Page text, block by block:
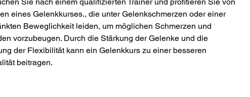
eines Gelenkkurses., die unter Gelenkschmerzen oder einer
Beweglichkeit leiden, um möglichen Schmerzen und
vorzubeugen. Durch die Stärkung der Gelenke und die
der Flexibilität kann ein Gelenkkurs zu einer besseren
beitragen.